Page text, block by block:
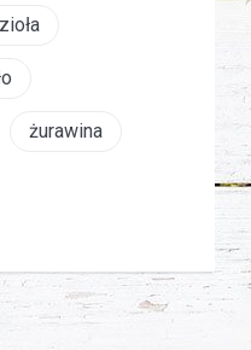
zioła
żurawina